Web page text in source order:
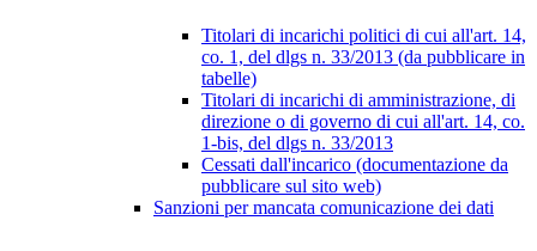
Titolari di incarichi politici di cui all'art. 14,
co. 1, del dlgs n. 33/2013 (da pubblicare in
tabelle)
Titolari di incarichi di amministrazione, di
direzione o di governo di cui all'art. 14, co.
1-bis, del dlgs n. 33/2013
Cessati dall'incarico (documentazione da
pubblicare sul sito web)
Sanzioni per mancata comunicazione dei dati